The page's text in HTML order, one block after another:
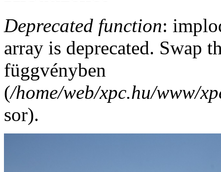
Deprecated function:
array is deprecated. Swap
függvényben
(/home/web/xpc.hu/www/
sor).